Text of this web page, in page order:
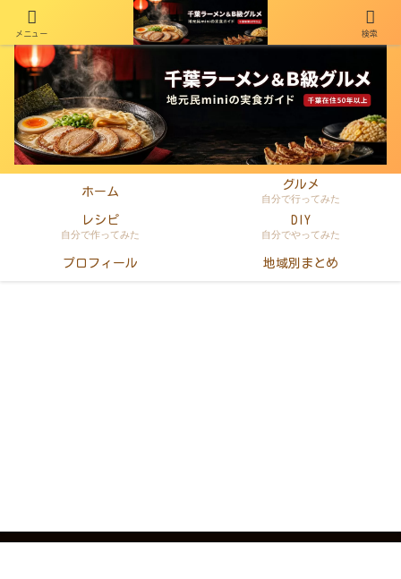
千葉在住50年以上のminiがラーメン・町中華・B級グルメを本音レビュー
ホーム
グルメ
自分で行ってみた
レシピ
自分で作ってみた
DIY
自分でやってみた
プロフィール 地域別まとめ
メニュー 検索